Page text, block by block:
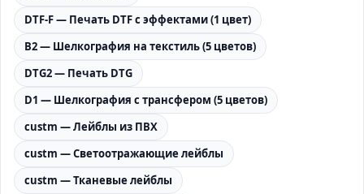
DTF-F — Печать DTF с эффектами (1 цвет)
B2 — Шелкография на текстиль (5 цветов)
DTG2 — Печать DTG
D1 — Шелкография с трансфером (5 цветов)
custm — Лейблы из ПВХ
custm — Светоотражающие лейблы
custm — Тканевые лейблы